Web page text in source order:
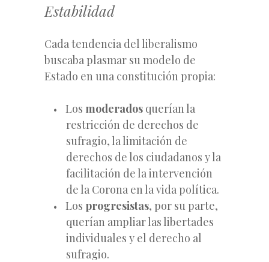
Estabilidad
Cada tendencia del liberalismo
buscaba plasmar su modelo de
Estado en una constitución propia:
Los moderados querían la
restricción de derechos de
sufragio, la limitación de
derechos de los ciudadanos y la
facilitación de la intervención
de la Corona en la vida política.
Los progresistas, por su parte,
querían ampliar las libertades
individuales y el derecho al
sufragio.